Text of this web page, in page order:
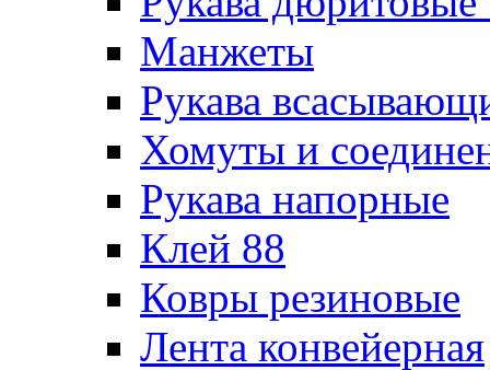
Манжеты
Рукава
Хомуты и
Рукава напорные
Клей 88
Ковры резиновые
Лента конвейерная